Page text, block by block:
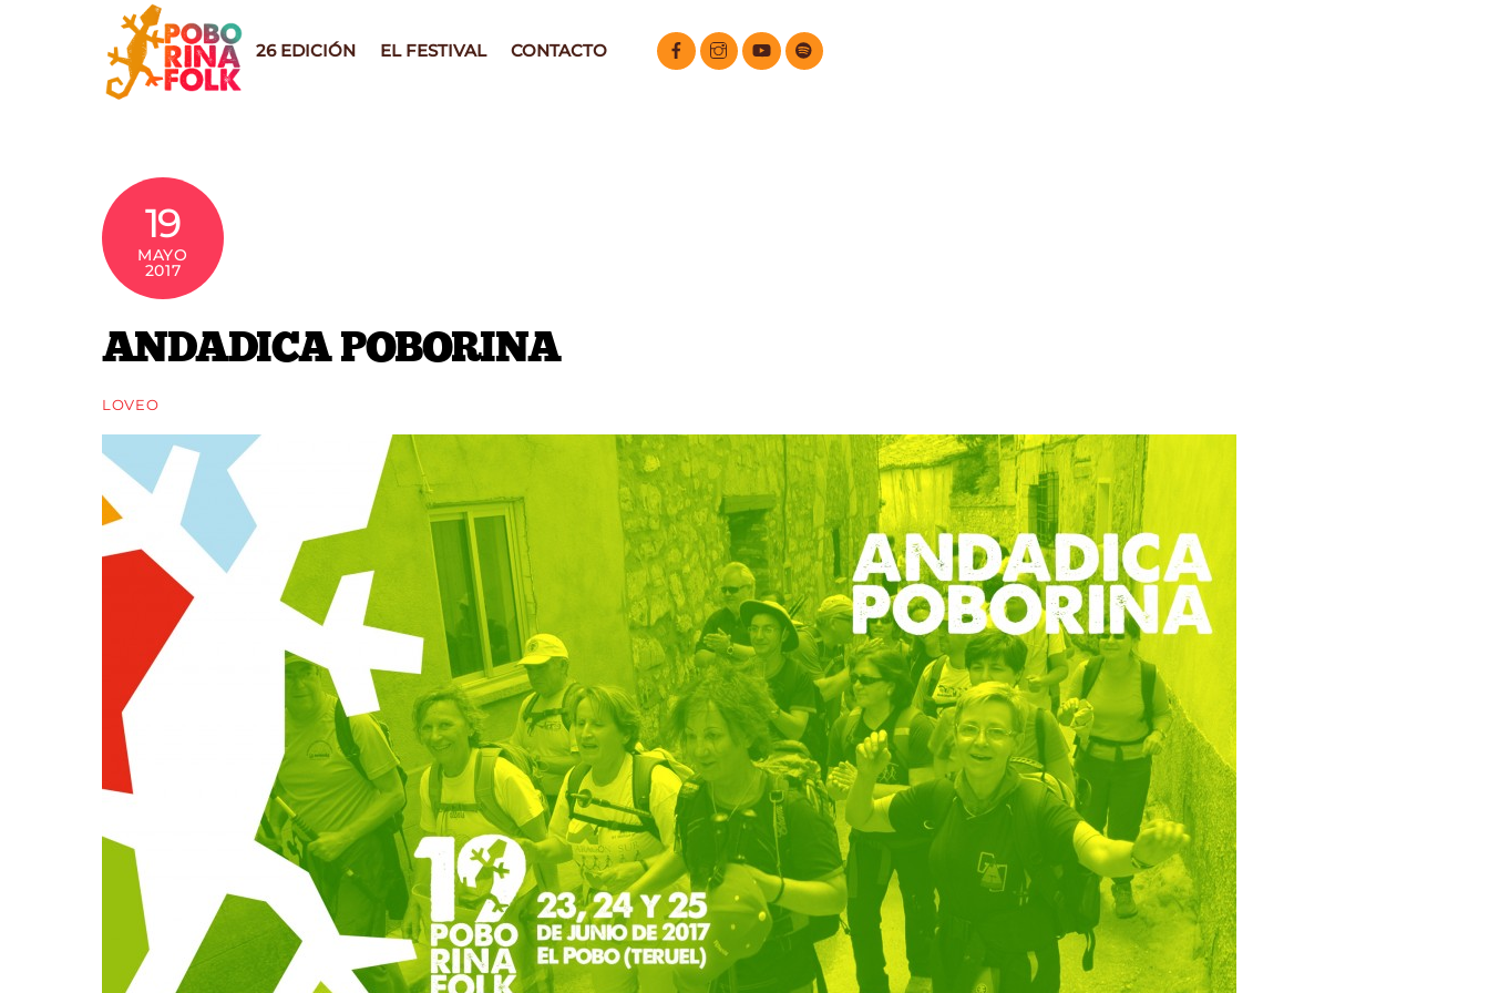
26 EDICIÓN EL FESTIVAL CONTACTO
19
MAYO
2017
ANDADICA POBORINA
LOVEO